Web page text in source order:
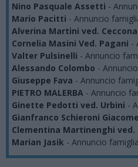
Nino Pasquale Assetti -
Mario Pacitti - Annuncio
Alverina Martini ved.
Cornelia Masini Ved. Pagani -
Valter Pulsinelli - Annuncio
Alessando Colombo -
Giuseppe Fava - Annuncio
PIETRO MALERBA - Annuncio
Ginette Pedotti ved. Urbini -
Gianfranco Schieroni
Clementina Martinenghi ved.
Marian Jasik - Annuncio famiglia